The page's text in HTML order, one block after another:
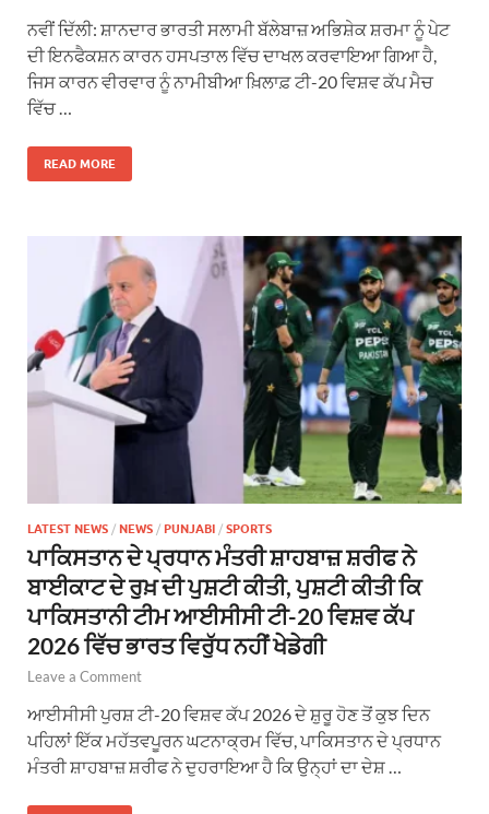
ਨਵੀਂ ਦਿੱਲੀ: ਸ਼ਾਨਦਾਰ ਭਾਰਤੀ ਸਲਾਮੀ ਬੱਲੇਬਾਜ਼ ਅਭਿਸ਼ੇਕ ਸ਼ਰਮਾ ਨੂੰ ਪੇਟ
ਦੀ ਇਨਫੈਕਸ਼ਨ ਕਾਰਨ ਹਸਪਤਾਲ ਵਿੱਚ ਦਾਖਲ ਕਰਵਾਇਆ ਗਿਆ ਹੈ,
ਜਿਸ ਕਾਰਨ ਵੀਰਵਾਰ ਨੂੰ ਨਾਮੀਬੀਆ ਖ਼ਿਲਾਫ਼ ਟੀ-20 ਵਿਸ਼ਵ ਕੱਪ ਮੈਚ
ਵਿੱਚ …
READ MORE
LATEST NEWS / NEWS / PUNJABI / SPORTS
ਪਾਕਿਸਤਾਨ ਦੇ ਪ੍ਰਧਾਨ ਮੰਤਰੀ ਸ਼ਾਹਬਾਜ਼ ਸ਼ਰੀਫ ਨੇ
ਬਾਈਕਾਟ ਦੇ ਰੁਖ਼ ਦੀ ਪੁਸ਼ਟੀ ਕੀਤੀ, ਪੁਸ਼ਟੀ ਕੀਤੀ ਕਿ
ਪਾਕਿਸਤਾਨੀ ਟੀਮ ਆਈਸੀਸੀ ਟੀ-20 ਵਿਸ਼ਵ ਕੱਪ
2026 ਵਿੱਚ ਭਾਰਤ ਵਿਰੁੱਧ ਨਹੀਂ ਖੇਡੇਗੀ
Leave a Comment
ਆਈਸੀਸੀ ਪੁਰਸ਼ ਟੀ-20 ਵਿਸ਼ਵ ਕੱਪ 2026 ਦੇ ਸ਼ੁਰੂ ਹੋਣ ਤੋਂ ਕੁਝ ਦਿਨ
ਪਹਿਲਾਂ ਇੱਕ ਮਹੱਤਵਪੂਰਨ ਘਟਨਾਕ੍ਰਮ ਵਿੱਚ, ਪਾਕਿਸਤਾਨ ਦੇ ਪ੍ਰਧਾਨ
ਮੰਤਰੀ ਸ਼ਾਹਬਾਜ਼ ਸ਼ਰੀਫ ਨੇ ਦੁਹਰਾਇਆ ਹੈ ਕਿ ਉਨ੍ਹਾਂ ਦਾ ਦੇਸ਼ …